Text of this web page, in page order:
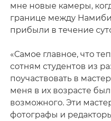
мне новые камеры,
границе между
прибыли в течение
«Самое главное, что
сотням студентов из
поучаствовать в
меня в их возрасте
возможного. Эти
фотографы и